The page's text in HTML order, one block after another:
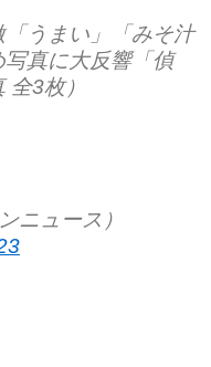
うまい」「みそ汁
真に大反響「偵
3枚）
ニュース）